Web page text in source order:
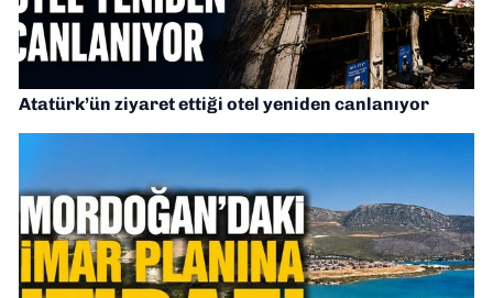
Atatürk’ün ziyaret ettiği otel yeniden canlanıyor